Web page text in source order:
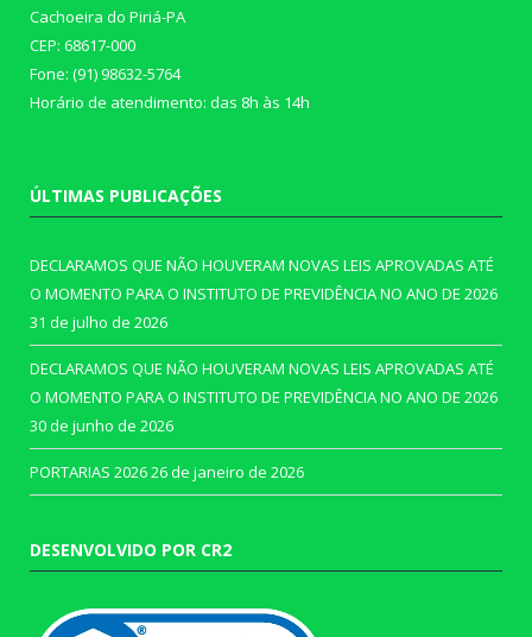
Cachoeira do Piriá-PA
CEP: 68617-000
Fone: (91) 98632-5764
Horário de atendimento: das 8h às 14h
ÚLTIMAS PUBLICAÇÕES
DECLARAMOS QUE NÃO HOUVERAM NOVAS LEIS APROVADAS ATÉ
O MOMENTO PARA O INSTITUTO DE PREVIDÊNCIA NO ANO DE 2026
31 de julho de 2026
DECLARAMOS QUE NÃO HOUVERAM NOVAS LEIS APROVADAS ATÉ
O MOMENTO PARA O INSTITUTO DE PREVIDÊNCIA NO ANO DE 2026
30 de junho de 2026
PORTARIAS 202626 de janeiro de 2026
DESENVOLVIDO POR CR2